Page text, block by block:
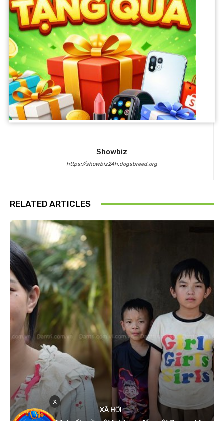
Showbiz
https://showbiz24h.dogsbreed.org
RELATED ARTICLES
XÃ HỘI
x